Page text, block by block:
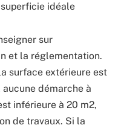
idéale
sur
et la réglementation.
surface extérieure est
aucune démarche à
inférieure à 20 m2,
de travaux. Si la